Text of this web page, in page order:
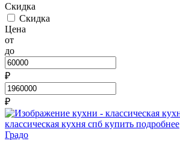
Скидка
Скидка
Цена
от
до
₽
₽
классическая кухня спб купить подробнее
Градо